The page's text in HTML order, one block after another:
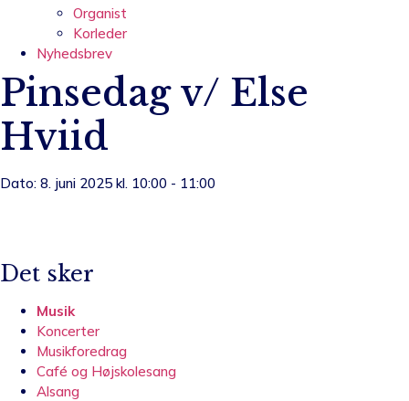
Organist
Korleder
Nyhedsbrev
Pinsedag v/ Else
Hviid
Dato: 8. juni 2025 kl. 10:00 - 11:00
Det sker
Musik
Koncerter
Musikforedrag
Café og Højskolesang
Alsang